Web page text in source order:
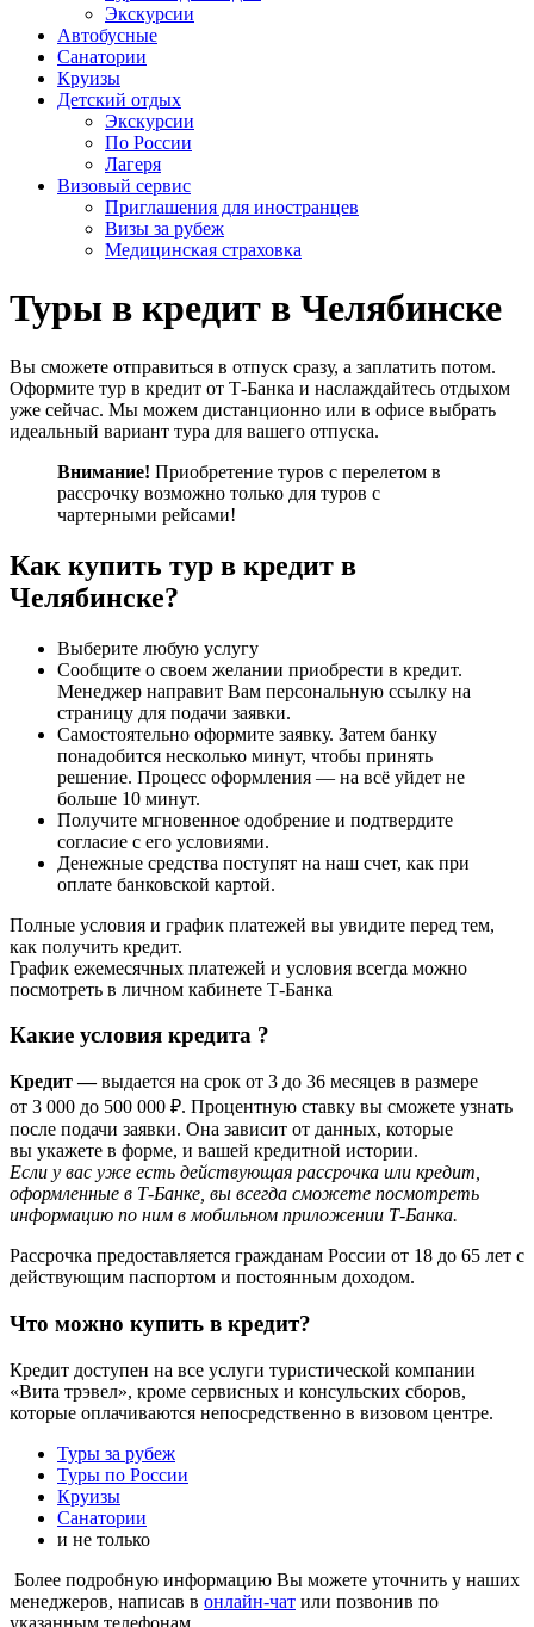
Экскурсии
Автобусные
Санатории
Круизы
Детский отдых
Экскурсии
По России
Лагеря
Визовый сервис
Приглашения для иностранцев
Визы за рубеж
Медицинская страховка
Туры в кредит в Челябинске
Вы сможете отправиться в отпуск сразу, а заплатить потом.
Оформите тур в кредит от Т-Банка и наслаждайтесь отдыхом
уже сейчас. Мы можем дистанционно или в офисе выбрать
идеальный вариант тура для вашего отпуска.
Внимание! Приобретение туров с перелетом в
рассрочку возможно только для туров с
чартерными рейсами!
Как купить тур в кредит в
Челябинске?
Выберите любую услугу
Сообщите о своем желании приобрести в кредит.
Менеджер направит Вам персональную ссылку на
страницу для подачи заявки.
Самостоятельно оформите заявку. Затем банку
понадобится несколько минут, чтобы принять
решение. Процесс оформления — на всё уйдет не
больше 10 минут.
Получите мгновенное одобрение и подтвердите
согласие с его условиями.
Денежные средства поступят на наш счет, как при
оплате банковской картой.
Полные условия и график платежей вы увидите перед тем,
как получить кредит.
График ежемесячных платежей и условия всегда можно
посмотреть в личном кабинете Т-Банка
Какие условия кредита ?
Кредит —выдается на срок от 3 до 36 месяцев в размере
от 3 000 до 500 000 ₽. Процентную ставку вы сможете узнать
после подачи заявки. Она зависит от данных, которые
вы укажете в форме, и вашей кредитной истории.
Если у вас уже есть действующая рассрочка или кредит,
оформленные в Т‑Банке, вы всегда сможете посмотреть
информацию по ним в мобильном приложении Т‑Банка.
Рассрочка предоставляется гражданам России от 18 до 65 лет с
действующим паспортом и постоянным доходом.
Что можно купить в кредит?
Кредит доступен на все услуги туристической компании
«Вита трэвел», кроме сервисных и консульских сборов,
которые оплачиваются непосредственно в визовом центре.
Туры за рубеж
Туры по России
Круизы
Санатории
и не только
Более подробную информацию Вы можете уточнить у наших
менеджеров, написав в онлайн-чат или позвонив по
указанным телефонам.